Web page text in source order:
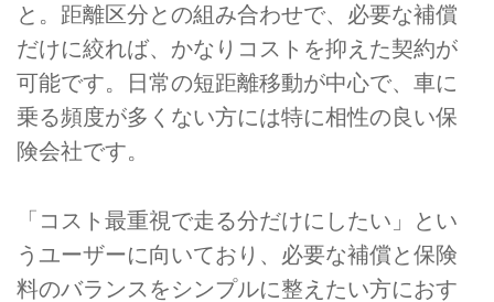
と。距離区分との組み合わせで、必要な補償
だけに絞れば、かなりコストを抑えた契約が
可能です。日常の短距離移動が中心で、車に
乗る頻度が多くない方には特に相性の良い保
険会社です。
「コスト最重視で走る分だけにしたい」とい
うユーザーに向いており、必要な補償と保険
料のバランスをシンプルに整えたい方におす